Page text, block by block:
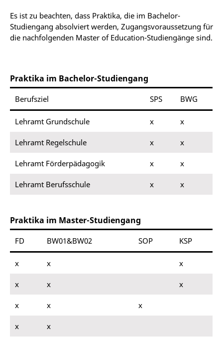
Es ist zu beachten, dass Praktika, die im Bachelor-
Studiengang absolviert werden, Zugangsvoraussetzung für
die nachfolgenden Master of Education-Studiengänge sind.
Praktika im Bachelor-Studiengang
Berufsziel SPS BWG
Lehramt Grundschule x x
Lehramt Regelschule x x
Lehramt Förderpädagogik x x
Lehramt Berufsschule x x
Praktika im Master-Studiengang
FD BW01&BW02 SOP KSP
x x x
x x x
x x x
x x